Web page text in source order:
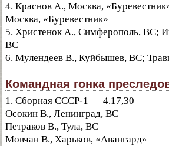
4. Краснов А., Москва,
Москва, «Буревестник»
5. Христенок А., Симферополь, ВС;
ВС
6. Мулендеев В., Куйбышев, ВС;
Командная гонка
1. Сборная СССР-1 — 4.17,30
Осокин В., Ленинград, ВС
Петраков В., Тула, ВС
Мовчан В., Харьков, «Авангард»